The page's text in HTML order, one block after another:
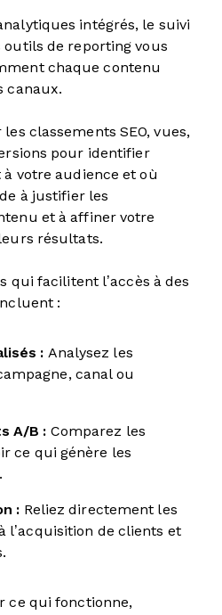
intégrés, le suivi
outils de reporting vous
chaque contenu
canaux.
classements SEO, vues,
pour identifier
votre audience et où
à justifier les
et à affiner votre
résultats.
qui facilitent l’accès à des
:
: Analysez les
canal ou
A/B : Comparez les
ce qui génère les
: Reliez directement les
l’acquisition de clients et
ce qui fonctionne,